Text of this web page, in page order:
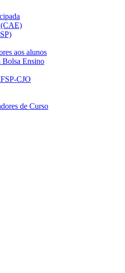
(CAE)
aos alunos
Bolsa Ensino
CJO
de Curso